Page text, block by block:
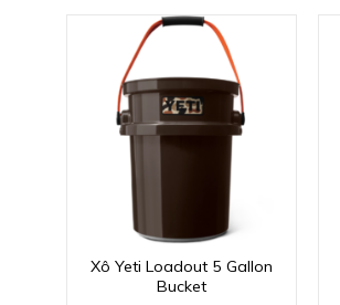
Xô Yeti Loadout 5 Gallon
Bucket